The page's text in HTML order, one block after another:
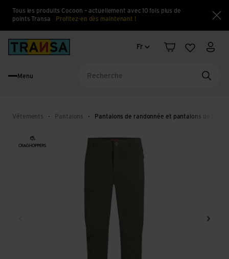
Tous les produits Cocoon – actuellement avec 10 fois plus de
points Transa
Profitez-en dès maintenant !
Changement de langue
Fr
PanierListe Mon
Menu
Vêtements Pantalons Pantalons de randonnée et pantalons de